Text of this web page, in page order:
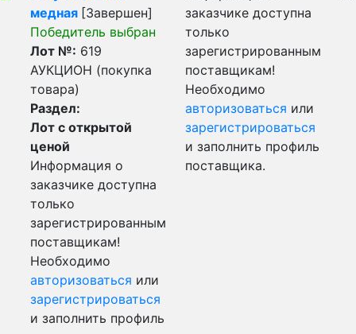
медная [Завершен]
Победитель выбран
Лот №: 619
АУКЦИОН (покупка
товара)
Раздел:
Лот с открытой
ценой
Информация о
заказчике доступна
только
зарегистрированным
поставщикам!
Необходимо
авторизоваться или
зарегистрироваться
и заполнить профиль
заказчике доступна
только
зарегистрированным
поставщикам!
Необходимо
авторизоваться или
зарегистрироваться
и заполнить профиль
поставщика.